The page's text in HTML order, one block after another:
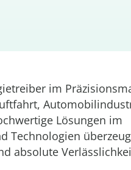
im
Lösungen im
Technologien
absolute